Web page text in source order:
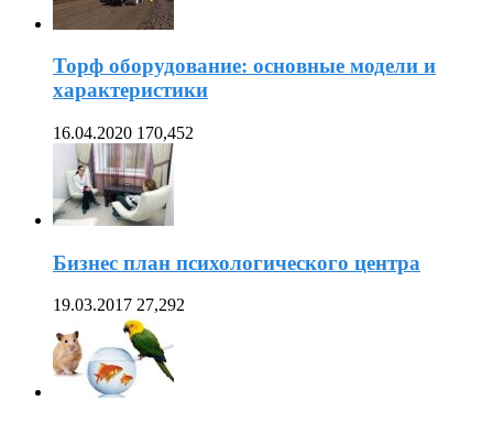
Торф оборудование: основные модели и
характеристики
16.04.2020 170,452
Бизнес план психологического центра
19.03.2017 27,292